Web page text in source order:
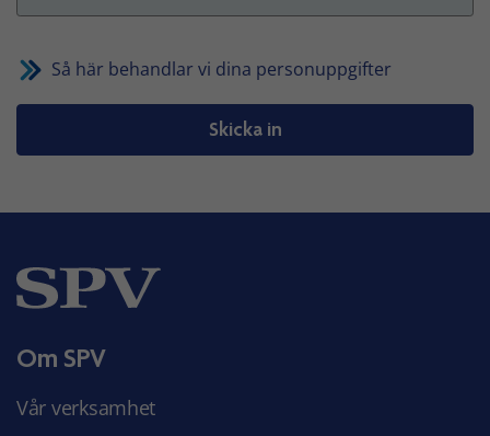
Så här behandlar vi dina personuppgifter
Skicka in
Om SPV
Vår verksamhet